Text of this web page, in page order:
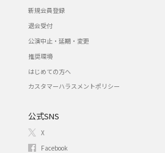
新規会員登録
退会受付
公演中止・延期・変更
推奨環境
はじめての方へ
カスタマーハラスメントポリシー
公式SNS
X
Facebook